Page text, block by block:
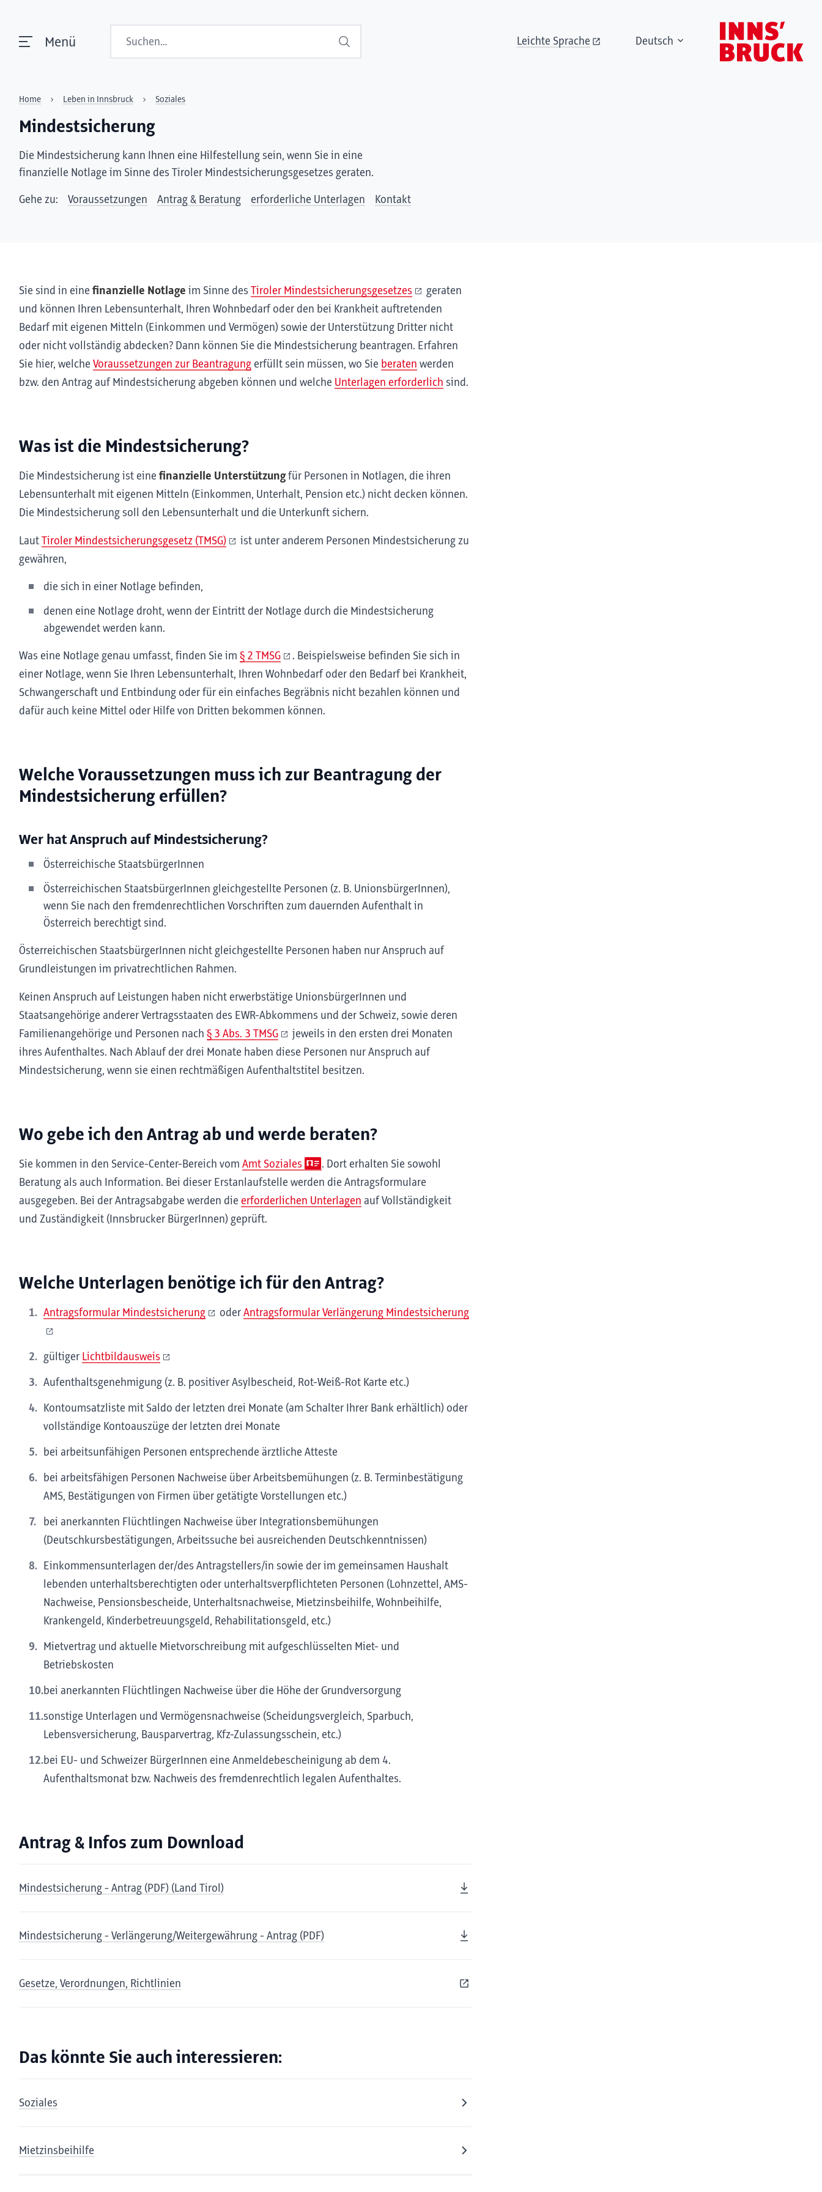
Menü Suchen Leichte Sprache Deutsch
Home Leben in Innsbruck Soziales
Mindestsicherung
Die Mindestsicherung kann Ihnen eine Hilfestellung sein, wenn Sie in eine
finanzielle Notlage im Sinne des Tiroler Mindestsicherungsgesetzes geraten.
Gehe zu: Voraussetzungen Antrag & Beratung erforderliche Unterlagen Kontakt
Sie sind in eine finanzielle Notlage im Sinne des Tiroler Mindestsicherungsgesetzes
geraten
und können Ihren Lebensunterhalt, Ihren Wohnbedarf oder den bei Krankheit auftretenden
Bedarf mit eigenen Mitteln (Einkommen und Vermögen) sowie der Unterstützung Dritter nicht
oder nicht vollständig abdecken? Dann können Sie die Mindestsicherung beantragen. Erfahren
Sie hier, welche Voraussetzungen zur Beantragung erfüllt sein müssen, wo Sie beraten werden
bzw. den Antrag auf Mindestsicherung abgeben können und welche Unterlagen erforderlich sind.
Was ist die Mindestsicherung?
Die Mindestsicherung ist eine finanzielle Unterstützung für Personen in Notlagen, die ihren
Lebensunterhalt mit eigenen Mitteln (Einkommen, Unterhalt, Pension etc.) nicht decken können.
Die Mindestsicherung soll den Lebensunterhalt und die Unterkunft sichern.
Laut Tiroler Mindestsicherungsgesetz (TMSG)
ist unter anderem Personen Mindestsicherung zu
gewähren,
die sich in einer Notlage befinden,
denen eine Notlage droht, wenn der Eintritt der Notlage durch die Mindestsicherung
abgewendet werden kann.
Was eine Notlage genau umfasst, finden Sie im § 2 TMSG
. Beispielsweise befinden Sie sich in
einer Notlage, wenn Sie Ihren Lebensunterhalt, Ihren Wohnbedarf oder den Bedarf bei Krankheit,
Schwangerschaft und Entbindung oder für ein einfaches Begräbnis nicht bezahlen können und
dafür auch keine Mittel oder Hilfe von Dritten bekommen können.
Welche Voraussetzungen muss ich zur Beantragung der
Mindestsicherung erfüllen?
Wer hat Anspruch auf Mindestsicherung?
Österreichische StaatsbürgerInnen
Österreichischen StaatsbürgerInnen gleichgestellte Personen (z. B. UnionsbürgerInnen),
wenn Sie nach den fremdenrechtlichen Vorschriften zum dauernden Aufenthalt in
Österreich berechtigt sind.
Österreichischen StaatsbürgerInnen nicht gleichgestellte Personen haben nur Anspruch auf
Grundleistungen im privatrechtlichen Rahmen.
Keinen Anspruch auf Leistungen haben nicht erwerbstätige UnionsbürgerInnen und
Staatsangehörige anderer Vertragsstaaten des EWR-Abkommens und der Schweiz, sowie deren
Familienangehörige und Personen nach § 3 Abs. 3 TMSG
jeweils in den ersten drei Monaten
ihres Aufenthaltes. Nach Ablauf der drei Monate haben diese Personen nur Anspruch auf
Mindestsicherung, wenn sie einen rechtmäßigen Aufenthaltstitel besitzen.
Wo gebe ich den Antrag ab und werde beraten?
Sie kommen in den Service-Center-Bereich vom Amt Soziales
. Dort erhalten Sie sowohl
Beratung als auch Information. Bei dieser Erstanlaufstelle werden die Antragsformulare
ausgegeben. Bei der Antragsabgabe werden die erforderlichen Unterlagen auf Vollständigkeit
und Zuständigkeit (Innsbrucker BürgerInnen) geprüft.
Welche Unterlagen benötige ich für den Antrag?
Antragsformular Mindestsicherung oder Antragsformular Verlängerung Mindestsicherung
gültiger Lichtbildausweis
Aufenthaltsgenehmigung (z. B. positiver Asylbescheid, Rot-Weiß-Rot Karte etc.)
Kontoumsatzliste mit Saldo der letzten drei Monate (am Schalter Ihrer Bank erhältlich) oder
vollständige Kontoauszüge der letzten drei Monate
bei arbeitsunfähigen Personen entsprechende ärztliche Atteste
bei arbeitsfähigen Personen Nachweise über Arbeitsbemühungen (z. B. Terminbestätigung
AMS, Bestätigungen von Firmen über getätigte Vorstellungen etc.)
bei anerkannten Flüchtlingen Nachweise über Integrationsbemühungen
(Deutschkursbestätigungen, Arbeitssuche bei ausreichenden Deutschkenntnissen)
Einkommensunterlagen der/des Antragstellers/in sowie der im gemeinsamen Haushalt
lebenden unterhaltsberechtigten oder unterhaltsverpflichteten Personen (Lohnzettel, AMS-
Nachweise, Pensionsbescheide, Unterhaltsnachweise, Mietzinsbeihilfe, Wohnbeihilfe,
Krankengeld, Kinderbetreuungsgeld, Rehabilitationsgeld, etc.)
Mietvertrag und aktuelle Mietvorschreibung mit aufgeschlüsselten Miet- und
Betriebskosten
bei anerkannten Flüchtlingen Nachweise über die Höhe der Grundversorgung
sonstige Unterlagen und Vermögensnachweise (Scheidungsvergleich, Sparbuch,
Lebensversicherung, Bausparvertrag, Kfz-Zulassungsschein, etc.)
bei EU- und Schweizer BürgerInnen eine Anmeldebescheinigung ab dem 4.
Aufenthaltsmonat bzw. Nachweis des fremdenrechtlich legalen Aufenthaltes.
Antrag & Infos zum Download
Mindestsicherung - Antrag (PDF) (Land Tirol)
Mindestsicherung - Verlängerung/Weitergewährung - Antrag (PDF)
Gesetze, Verordnungen, Richtlinien
Das könnte Sie auch interessieren:
Soziales
Mietzinsbeihilfe